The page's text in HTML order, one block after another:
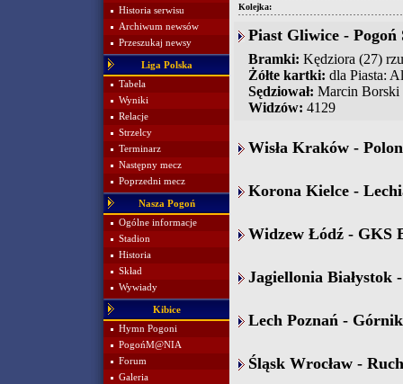
Historia serwisu
Archiwum newsów
Przeszukaj newsy
Liga Polska
Tabela
Wyniki
Relacje
Strzelcy
Terminarz
Następny mecz
Poprzedni mecz
Nasza Pogoń
Ogólne informacje
Stadion
Historia
Skład
Wywiady
Kibice
Hymn Pogoni
PogońM@NIA
Forum
Galeria
Kolejka:
Piast Gliwice - Pogoń
Bramki: Kędziora (27)
Żółte kartki: dla Piasta:
Sędziował: Marcin Borski
Widzów: 4129
Wisła Kraków -
Korona Kielce -
Widzew Łódź - GKS
Jagiellonia Białystok
Lech Poznań -
Śląsk Wrocław -